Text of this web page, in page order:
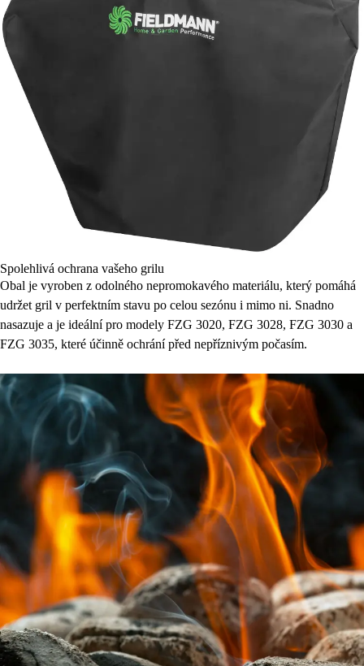
Spolehlivá ochrana vašeho grilu
Obal je vyroben z odolného nepromokavého materiálu, který pomáhá
udržet gril v perfektním stavu po celou sezónu i mimo ni. Snadno
nasazuje a je ideální pro modely FZG 3020, FZG 3028, FZG 3030 a
FZG 3035, které účinně ochrání před nepříznivým počasím.